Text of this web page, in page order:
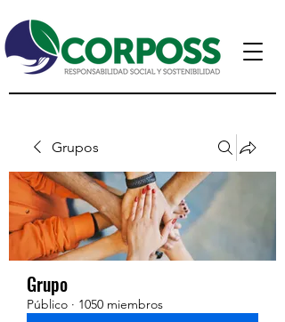
Grupos
Grupo
Público · 1050 miembros